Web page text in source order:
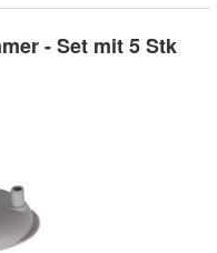
- Set mit 5 Stk